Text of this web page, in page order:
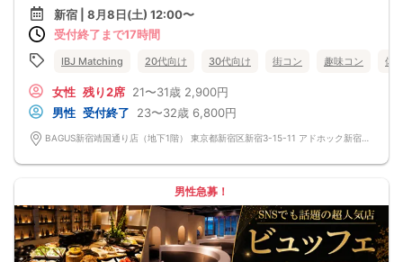
という方も大歓迎！
ルールを教え合いながら進めるので、
初対面でも自然と会話が弾む♪
チーム対抗でワイワイ対戦！
いよいよチーム戦がスタート！
自然と「ナイス！」「惜しい！」と
声を掛け合えるので、一気に距離が縮まります♪
お友達同士のご参加も大歓迎です！
新宿 | 8月8日(土) 12:00〜
受付終了まで17時間
IBJ Matching 20代向け 30代向け 街コン 趣味コン 体
女性 残り2席 21〜31歳 2,900円
男性 受付終了 23〜32歳 6,800円
男性急募！